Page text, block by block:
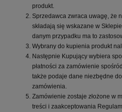
produkt.
Sprzedawca zwraca uwagę, że
składają się wskazane w
danym przypadku ma to
Wybrany do kupienia produkt
Następnie Kupujący wybiera
płatności za zamówienie
także podaje dane niezbędne
zamówienia.
Zamówienie zostaje złożone w
treści i zaakceptowania